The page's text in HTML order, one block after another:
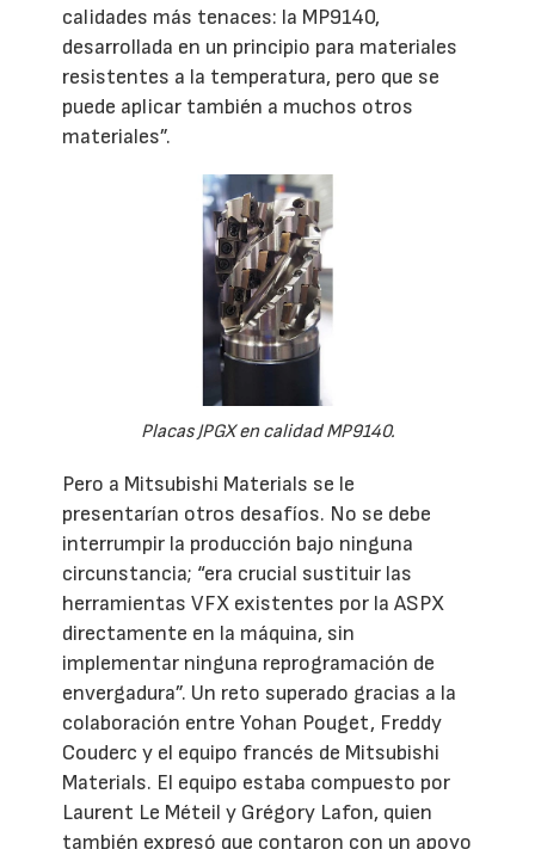
calidades más tenaces: la MP9140,
desarrollada en un principio para materiales
resistentes a la temperatura, pero que se
puede aplicar también a muchos otros
materiales”.
Placas JPGX en calidad MP9140.
Pero a Mitsubishi Materials se le
presentarían otros desafíos. No se debe
interrumpir la producción bajo ninguna
circunstancia; “era crucial sustituir las
herramientas VFX existentes por la ASPX
directamente en la máquina, sin
implementar ninguna reprogramación de
envergadura”. Un reto superado gracias a la
colaboración entre Yohan Pouget, Freddy
Couderc y el equipo francés de Mitsubishi
Materials. El equipo estaba compuesto por
Laurent Le Méteil y Grégory Lafon, quien
también expresó que contaron con un apoyo